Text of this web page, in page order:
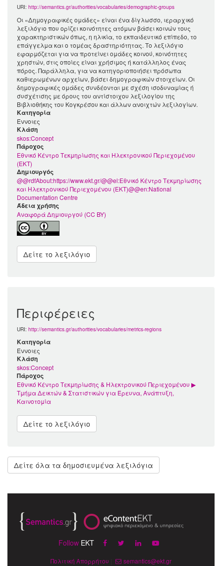
URI: http://semantics.gr/authorities/vocabularies/demographic-groups
Οι «Δημογραφικές ομάδες» είναι ένα δίγλωσσο, ιεραρχικό
λεξιλόγιο που ορίζει κοινότητες ατόμων βάσει κοινών τους
χαρακτηριστικών όπως, η ηλικία, το εκπαιδευτικό επίπεδο, το
επάγγελμα και ο τομέας δραστηριότητας. Το λεξιλόγιο
εφαρμόζεται για να προτείνει ομάδες κοινού, κοινότητες
χρηστών, στις οποίες είναι χρήσιμος ή κατάλληλος ένας
πόρος. Παράλληλα, για να κατηγοριοποιήσει πρόσωπα
καθιερωμένων αρχείων, βάσει δημογραφικών στοιχείων. Οι
δημογραφικές ομάδες συνδέονται με σχέση ισοδυναμίας ή
συσχέτισης με όρους του αντίστοιχου λεξιλογίου της
Βιβλιοθήκης του Κογκρέσου και άλλων ανοιχτών λεξιλογίων.
Κατηγορία
Έννοιες
Kλάση
skos:Concept
Πάροχος
Εθνικό Κέντρο Τεκμηρίωσης και Ηλεκτρονικού Περιεχομένου
(ΕΚΤ)
Δημιουργός
@@rdfAbout:https://www.ekt.gr/@@el:Εθνικό Κέντρο Τεκμηρίωσης
και Ηλεκτρονικού Περιεχομένου (ΕΚΤ)@@en:National
Documentation Centre
Άδεια χρήσης
Αναφορά Δημιουργού (CC BY)
Δείτε το λεξιλόγιο
Περιφέρειες
URI: http://semantics.gr/authorities/vocabularies/metrics-regions
Κατηγορία
Έννοιες
Kλάση
skos:Concept
Πάροχος
Εθνικό Κέντρο Τεκμηρίωσης & Ηλεκτρονικού Περιεχομένου ▶
Τμήμα Δεικτών & Στατιστικών για Έρευνα, Ανάπτυξη,
Καινοτομία
Δείτε το λεξιλόγιο
Δείτε όλα τα δημοσιευμένα λεξιλόγια
Follow EKT
Πολιτική Απορρήτου semantics@ekt.gr